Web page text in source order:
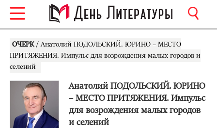
ОЧЕРК / Анатолий ПОДОЛЬСКИЙ. ЮРИНО – МЕСТО
ПРИТЯЖЕНИЯ. Импульс для возрождения малых городов и
селений
Анатолий ПОДОЛЬСКИЙ. ЮРИНО
– МЕСТО ПРИТЯЖЕНИЯ. Импульс
для возрождения малых городов
и селений